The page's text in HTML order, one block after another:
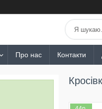
Про нас Контакти